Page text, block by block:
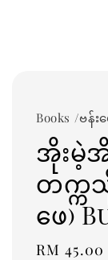
Books /ဗန်း
အိုးမဲ့
တက္က
ဖေ)
Regular
RM 45.00